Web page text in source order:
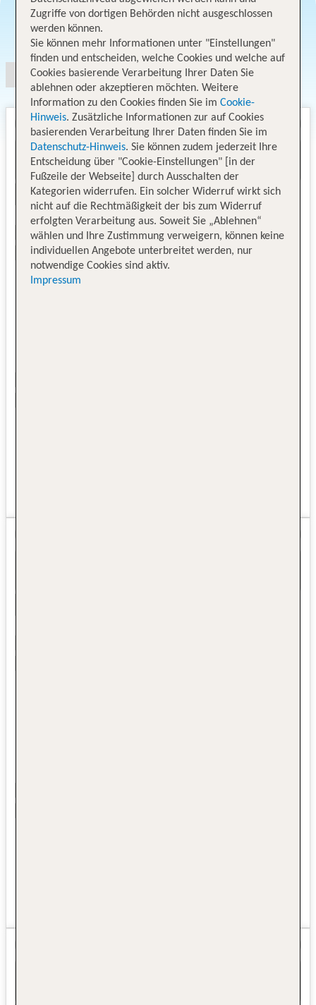
Angebotsauswahl
Zugriffe von dortigen Behörden nicht ausgeschlossen
werden können.
Sie können mehr Informationen unter "Einstellungen"
finden und entscheiden, welche Cookies und welche auf
Cookies basierende Verarbeitung Ihrer Daten Sie
ablehnen oder akzeptieren möchten. Weitere
Information zu den Cookies finden Sie im Cookie-
Hinweis. Zusätzliche Informationen zur auf Cookies
basierenden Verarbeitung Ihrer Daten finden Sie im
Datenschutz-Hinweis. Sie können zudem jederzeit Ihre
Entscheidung über "Cookie-Einstellungen" [in der
Fußzeile der Webseite] durch Ausschalten der
Kategorien widerrufen. Ein solcher Widerruf wirkt sich
nicht auf die Rechtmäßigkeit der bis zum Widerruf
erfolgten Verarbeitung aus. Soweit Sie „Ablehnen“
wählen und Ihre Zustimmung verweigern, können keine
individuellen Angebote unterbreitet werden, nur
notwendige Cookies sind aktiv.
Impressum